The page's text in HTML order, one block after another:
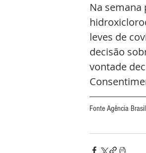
Na
leves de
decisão
vontade
Fonte Agência